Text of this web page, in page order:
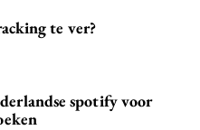
te ver?
spotify voor